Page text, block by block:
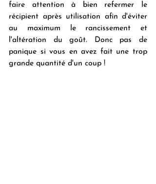
faire attention à bien refermer le
récipient après utilisation afin d'éviter
au maximum le rancissement et
l'altération du goût. Donc pas de
panique si vous en avez fait une trop
grande quantité d'un coup !